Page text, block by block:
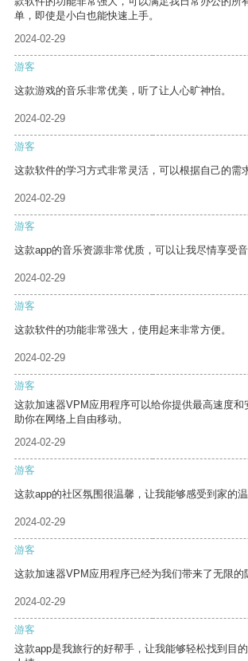
单，即使是小白也能快速上手。
2024-02-29
游客
这款游戏的音乐非常优美，听了让人心旷神怡。
2024-02-29
游客
这款软件的学习方式非常灵活，可以根据自己的需
2024-02-29
游客
这款app的音乐资源非常优质，可以让我尽情享受音
2024-02-29
游客
这款软件的功能非常强大，使用起来非常方便。
2024-02-29
游客
这款加速器VPM应用程序可以给你提供最高速度和
助你在网络上自由移动。
2024-02-29
游客
这款app的社区氛围很温馨，让我能够感受到家的温
2024-02-29
游客
这款加速器VPM应用程序已经为我们带来了无限的
2024-02-29
游客
这款app是我旅行的好帮手，让我能够轻松找到目